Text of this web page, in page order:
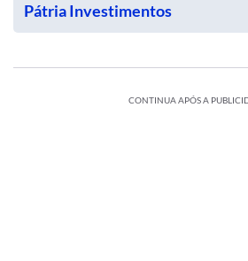
Pátria Investimentos
CONTINUA APÓS A